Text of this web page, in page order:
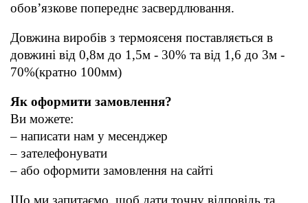
обов’язкове попереднє засвердлювання.
Довжина виробів з термоясеня поставляється в
довжині від 0,8м до 1,5м - 30% та від 1,6 до 3м -
70%(кратно 100мм)
Як оформити замовлення?
Ви можете:
– написати нам у месенджер
– зателефонувати
– або оформити замовлення на сайті
Що ми запитаємо, щоб дати точну відповідь та